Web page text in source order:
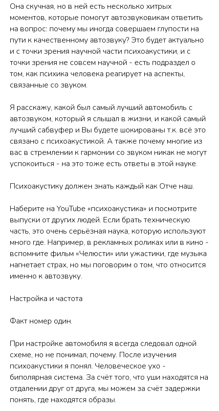
Она скучная, но в ней есть несколько хитрых
моментов, которые помогут автозвуковикам ответить
на вопрос: почему мы иногда совершаем глупости на
пути к качественному автозвуку? Это будет актуально
и с точки зрения научной части психоакустики, и с
точки зрения не совсем научной - есть подраздел о
том, как психика человека реагирует на аспекты,
связанные со звуком.
Я расскажу, какой был самый лучший автомобиль с
автозвуком, который я слышал в жизни, и какой самый
лучший сабвуфер и Вы будете шокированы т.к. всё это
связано с психоакустикой. А также почему многие из
вас в стремлении к гармонии со звуком никак не могут
успокоиться - на это тоже есть ответы в этой науке.
Психоакустику должен знать каждый как Отче наш.
Наберите на YouTube «психоакустика» и посмотрите
выпуски от других людей. Если брать техническую
часть, это очень серьёзная наука, которую используют
много где. Например, в рекламных роликах или в кино -
вспомните фильм «Челюсти» или ужастики, где музыка
нагнетает страх, но мы поговорим о том, что относится
именно к автозвуку.
Настройка и частота
Факт номер один.
При настройке автомобиля я всегда следовал одной
схеме, но не понимал, почему. После изучения
психоакустики я понял. Человеческое ухо -
биполярная система. За счёт того, что уши находятся на
отдалении друг от друга, мы можем за счёт задержки
понять, где находятся образы.